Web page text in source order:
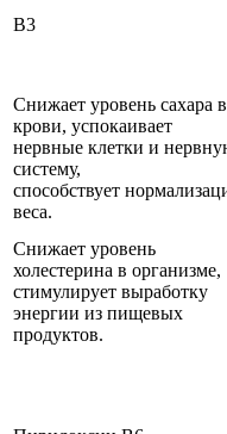
В3
Снижает уровень сахара в
крови, успокаивает
нервные клетки и
систему,
способствует
веса.
Снижает уровень
холестерина в организме,
стимулирует выработку
энергии из пищевых
продуктов.